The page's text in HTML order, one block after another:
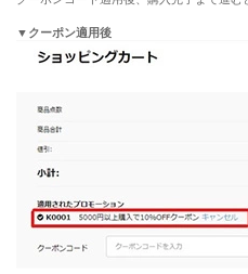
▼クーポン適用後